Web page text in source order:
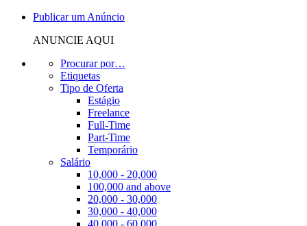
Publicar um Anúncio
ANUNCIE AQUI
Procurar por…
Etiquetas
Tipo de Oferta
Estágio
Freelance
Full-Time
Part-Time
Temporário
Salário
10,000 - 20,000
100,000 and above
20,000 - 30,000
30,000 - 40,000
40,000 - 60,000